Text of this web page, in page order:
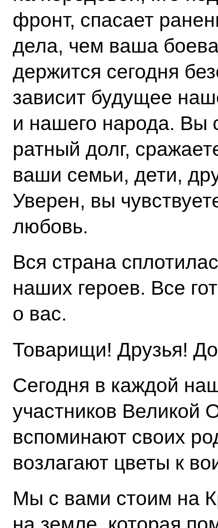
фронт, спасает
дела, чем ваша
держится сегодня
зависит будущее
и нашего народа. Вы
ратный долг,
ваши семьи, дети,
Уверен, вы
любовь.
Вся страна
наших героев. Все
о вас.
Товарищи! Друзья!
Сегодня в каждой
участников Великой
вспоминают своих
возлагают цветы к
Мы с вами стоим на